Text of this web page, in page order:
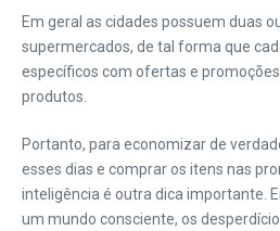
Em geral as cidades possuem duas
supermercados, de tal forma que
específicos com ofertas e
produtos.
Portanto, para economizar de
esses dias e comprar os itens nas
inteligência é outra dica importante.
um mundo consciente, os